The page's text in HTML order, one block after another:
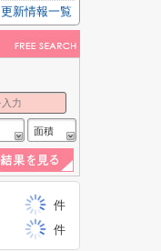
更新情報一覧
面積
件
件